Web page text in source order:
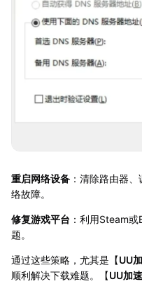
重启网络设备 ：清除路由器
络故障。
修复游戏平台 ：利用Steam
题。
通过这些策略，尤其是【UU
顺利解决下载难题。【UU加